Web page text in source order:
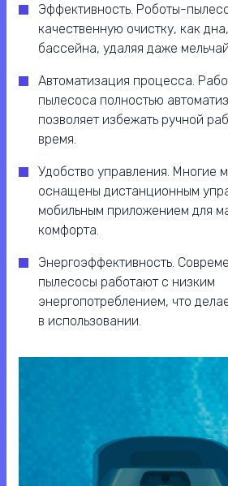
Эффективность. Роботы-
качественную очистку, как
бассейна, удаляя даже
Автоматизация процесса.
пылесоса полностью
позволяет избежать ручной
время.
Удобство управления. Многие
оснащены дистанционным
мобильным приложением для
комфорта.
Энергоэффективность.
пылесосы работают с низким
энергопотреблением, что
в использовании.